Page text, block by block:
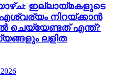
ഇല്ലായ്മകളുടെ
നിറയ്ക്കാൻ
ചെയ്യേണ്ടത് എന്ത്?
ലളിത